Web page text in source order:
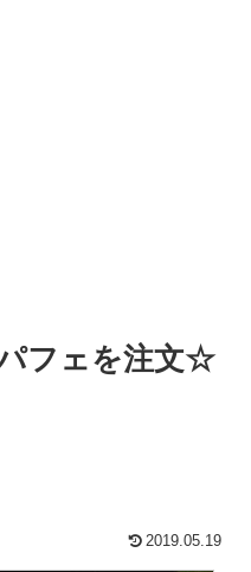
フェを注文☆
2019.05.19